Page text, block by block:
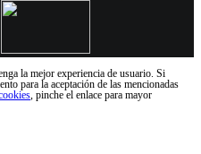
la mejor experiencia de usuario. Si
para la aceptación de las mencionadas
, pinche el enlace para mayor